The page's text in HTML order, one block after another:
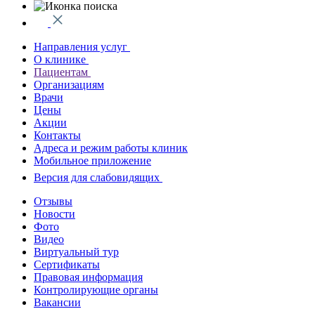
Направления услуг
О клинике
Пациентам
Организациям
Врачи
Цены
Акции
Контакты
Адреса и режим работы клиник
Мобильное приложение
Версия для слабовидящих
Отзывы
Новости
Фото
Видео
Виртуальный тур
Сертификаты
Правовая информация
Контролирующие органы
Вакансии